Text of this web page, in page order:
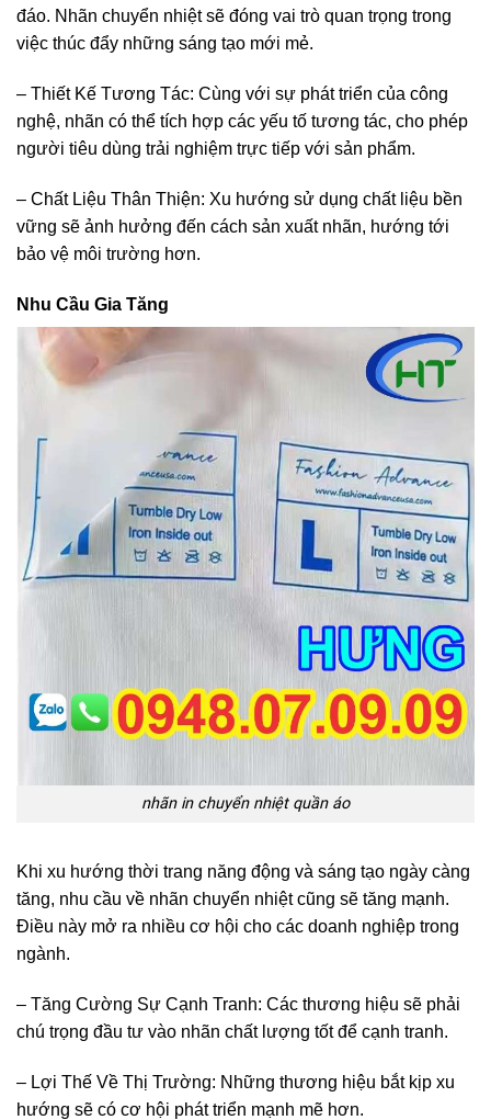
đáo. Nhãn chuyển nhiệt sẽ đóng vai trò quan trọng trong
việc thúc đẩy những sáng tạo mới mẻ.
– Thiết Kế Tương Tác: Cùng với sự phát triển của công
nghệ, nhãn có thể tích hợp các yếu tố tương tác, cho phép
người tiêu dùng trải nghiệm trực tiếp với sản phẩm.
– Chất Liệu Thân Thiện: Xu hướng sử dụng chất liệu bền
vững sẽ ảnh hưởng đến cách sản xuất nhãn, hướng tới
bảo vệ môi trường hơn.
Nhu Cầu Gia Tăng
nhãn in chuyển nhiệt quần áo
Khi xu hướng thời trang năng động và sáng tạo ngày càng
tăng, nhu cầu về nhãn chuyển nhiệt cũng sẽ tăng mạnh.
Điều này mở ra nhiều cơ hội cho các doanh nghiệp trong
ngành.
– Tăng Cường Sự Cạnh Tranh: Các thương hiệu sẽ phải
chú trọng đầu tư vào nhãn chất lượng tốt để cạnh tranh.
– Lợi Thế Về Thị Trường: Những thương hiệu bắt kịp xu
hướng sẽ có cơ hội phát triển mạnh mẽ hơn.